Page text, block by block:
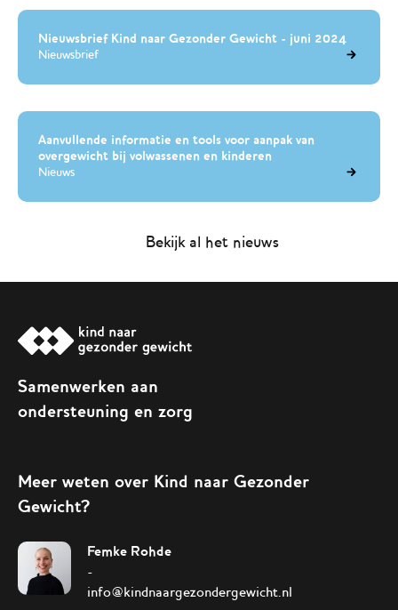
Nieuwsbrief Kind naar Gezonder Gewicht - juni 2024
Nieuwsbrief
Aanvullende informatie en tools voor aanpak van
overgewicht bij volwassenen en kinderen
Nieuws
Bekijk al het nieuws
Samenwerken aan
ondersteuning en zorg
Meer weten over Kind naar Gezonder
Gewicht?
Femke Rohde
-
info@kindnaargezondergewicht.nl